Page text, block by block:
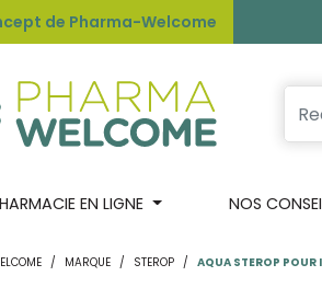
de Pharma-Welcome
EN LIGNE NOS
MARQUE STEROP AQUA STEROP POUR